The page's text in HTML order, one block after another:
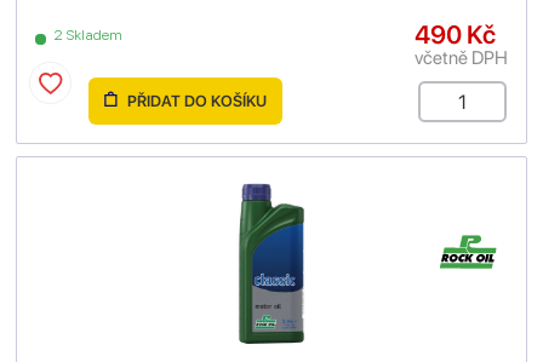
2 Skladem 490 Kč
včetně DPH
PŘIDAT DO KOŠÍKU